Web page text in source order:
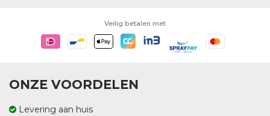
Veilig betalen met
ONZE VOORDELEN
Levering aan huis